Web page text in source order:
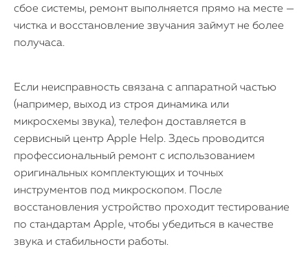
сбое системы, ремонт выполняется прямо на месте —
чистка и восстановление звучания займут не более
получаса.
Если неисправность связана с аппаратной частью
(например, выход из строя динамика или
микросхемы звука), телефон доставляется в
сервисный центр Apple Help. Здесь проводится
профессиональный ремонт с использованием
оригинальных комплектующих и точных
инструментов под микроскопом. После
восстановления устройство проходит тестирование
по стандартам Apple, чтобы убедиться в качестве
звука и стабильности работы.